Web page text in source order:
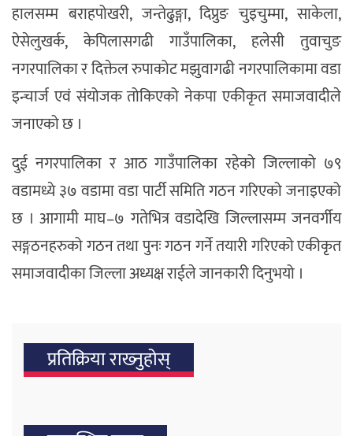
हालसम्म बराहपोखरी, जन्तेढुङ्गा, दिप्रुङ चुइचुम्मा, साकेला,
ऐसेलुखर्क, केपिलासगढी गाउँपालिका, हलेसी तुवाचुङ
नगरपालिका र दिक्तेल रुपाकोट मझुवागढी नगरपालिकामा वडा
इन्चार्ज एवं संयोजक तोकिएको नेकपा एकीकृत समाजवादीले
जनाएको छ ।
दुई नगरपालिका र आठ गाउँपालिका रहेको जिल्लाको ७९
वडामध्ये ३७ वडामा वडा पार्टी समिति गठन गरिएको जनाइएको
छ । आगामी माघ–७ गतेभित्र वडादेखि जिल्लासम्म जनवर्गीय
सङ्गठनहरुको गठन तथा पुनः गठन गर्ने तयारी गरिएको एकीकृत
समाजवादीका जिल्ला अध्यक्ष राईले जानकारी दिनुभयो ।
प्रतिक्रिया राख्‍नुहोस्